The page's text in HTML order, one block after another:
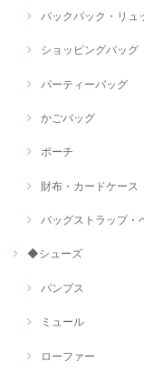
バックパック・リュ
ショッピングバッグ
パーティーバッグ
かごバッグ
ポーチ
財布・カードケース
バッグストラップ・
◆シューズ
パンプス
ミュール
ローファー